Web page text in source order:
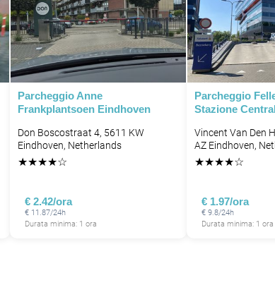
Parcheggio Anne
Frankplantsoen Eindhoven
Don Boscostraat 4, 5611 KW
Eindhoven, Netherlands
★★★★☆
€ 2.42/ora
€ 11.87/24h
Durata minima: 1 ora
Parcheggio
Stazione
Vincent Van Den
AZ Eindhoven,
★★★★☆
€ 1.97/ora
€ 9.8/24h
Durata minima: 1 ora